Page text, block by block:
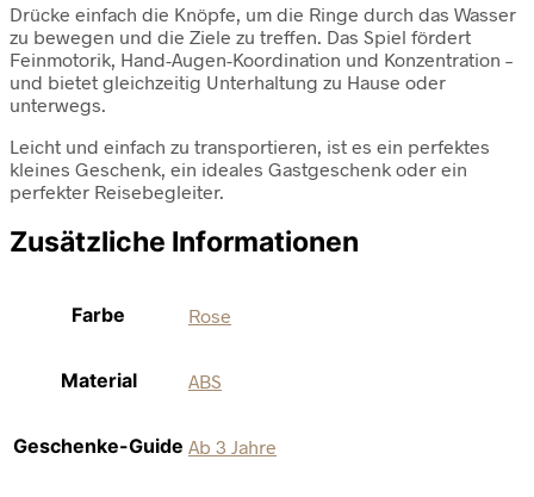
Drücke einfach die Knöpfe, um die Ringe durch das Wasser
zu bewegen und die Ziele zu treffen. Das Spiel fördert
Feinmotorik, Hand-Augen-Koordination und Konzentration –
und bietet gleichzeitig Unterhaltung zu Hause oder
unterwegs.
Leicht und einfach zu transportieren, ist es ein perfektes
kleines Geschenk, ein ideales Gastgeschenk oder ein
perfekter Reisebegleiter.
Zusätzliche Informationen
Farbe Rose
Material ABS
Geschenke-Guide Ab 3 Jahre